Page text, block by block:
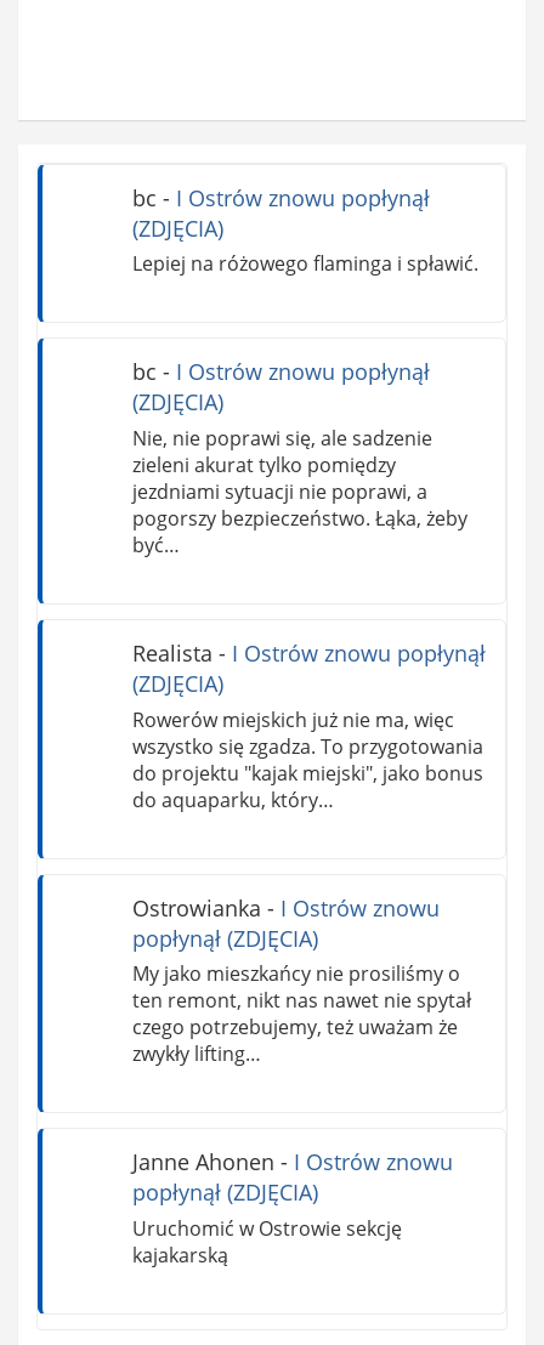
bc - I Ostrów znowu popłynął
(ZDJĘCIA)
Lepiej na różowego flaminga i spławić.
bc - I Ostrów znowu popłynął
(ZDJĘCIA)
Nie, nie poprawi się, ale sadzenie
zieleni akurat tylko pomiędzy
jezdniami sytuacji nie poprawi, a
pogorszy bezpieczeństwo. Łąka, żeby
być…
Realista - I Ostrów znowu popłynął
(ZDJĘCIA)
Rowerów miejskich już nie ma, więc
wszystko się zgadza. To przygotowania
do projektu "kajak miejski", jako bonus
do aquaparku, który…
Ostrowianka - I Ostrów znowu
popłynął (ZDJĘCIA)
My jako mieszkańcy nie prosiliśmy o
ten remont, nikt nas nawet nie spytał
czego potrzebujemy, też uważam że
zwykły lifting…
Janne Ahonen - I Ostrów znowu
popłynął (ZDJĘCIA)
Uruchomić w Ostrowie sekcję
kajakarską